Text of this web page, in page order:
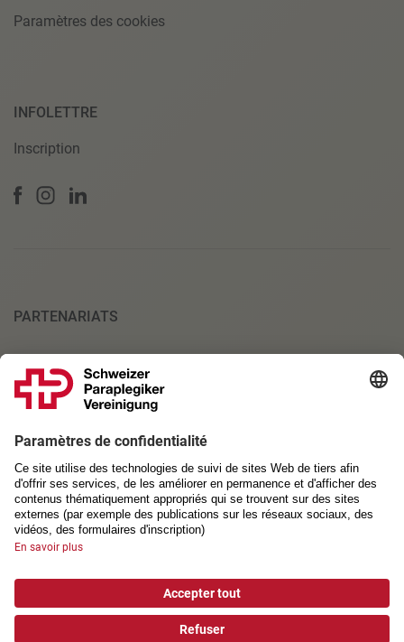
Paramètres des cookies
INFOLETTRE
Inscription
PARTENARIATS